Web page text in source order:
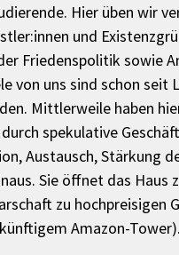
Hier üben wir
und
Friedenspolitik sowie
von uns sind schon
Mittlerweile haben
spekulative
Austausch, Stärkung
Sie öffnet das
zu hochpreisigen
Amazon-Tower).